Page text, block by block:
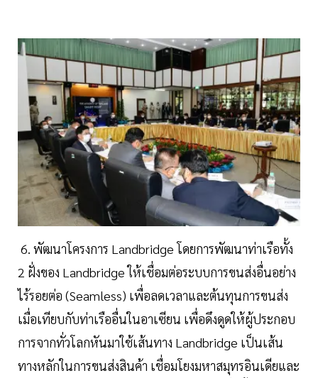
6. พัฒนาโครงการ Landbridge โดยการพัฒนาท่าเรือทั้ง
2 ฝั่งของ Landbridge ให้เชื่อมต่อระบบการขนส่งอื่นอย่าง
ไร้รอยต่อ (Seamless) เพื่อลดเวลาและต้นทุนการขนส่ง
เมื่อเทียบกับท่าเรืออื่นในอาเซียน เพื่อดึงดูดให้ผู้ประกอบ
การจากทั่วโลกหันมาใช้เส้นทาง Landbridge เป็นเส้น
ทางหลักในการขนส่งสินค้า เชื่อมโยงมหาสมุทรอินเดียและ